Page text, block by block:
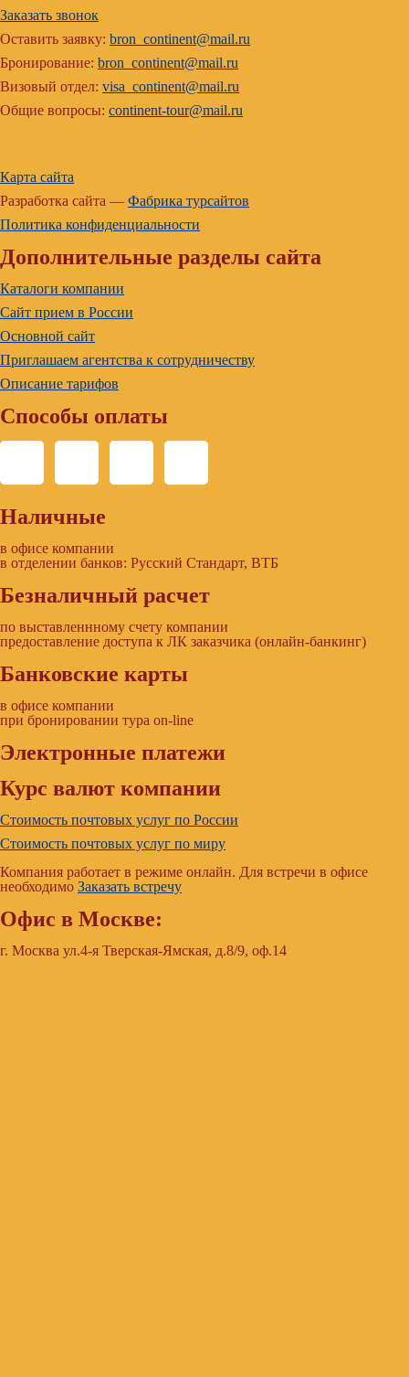
Заказать звонок
Оставить заявку: bron_continent@mail.ru
Бронирование: bron_continent@mail.ru
Визовый отдел: visa_continent@mail.ru
Общие вопросы: continent-tour@mail.ru
Карта сайта
Разработка сайта — Фабрика турсайтов
Политика конфиденциальности
Дополнительные разделы сайта
Каталоги компании
Сайт прием в России
Основной сайт
Приглашаем агентства к сотрудничеству
Описание тарифов
Способы оплаты
Наличные
в офисе компании
в отделении банков: Русский Стандарт, ВТБ
Безналичный расчет
по выставленнному счету компании
предоставление доступа к ЛК заказчика (онлайн-банкинг)
Банковские карты
в офисе компании
при бронировании тура on-line
Электронные платежи
Курс валют компании
Стоимость почтовых услуг по России
Стоимость почтовых услуг по миру
Компания работает в режиме онлайн. Для встречи в офисе
необходимо Заказать встречу
Офис в Москве:
г. Москва ул.4-я Тверская-Ямская, д.8/9, оф.14